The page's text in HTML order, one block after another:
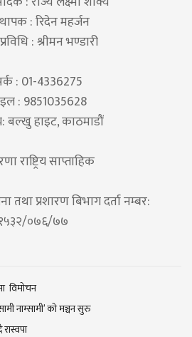
: रिदेन महर्जन
: श्रीमन भण्डारी
: 01-4336275
: 9851035628
बल्खु हाइट, काठमाडौं
राष्ट्रिय साप्ताहिक
तथा प्रशारण बिभाग दर्ता नम्बर:
०७६/७७
विमोचन
नाम्सामी’ काे मञ्चन सुरु